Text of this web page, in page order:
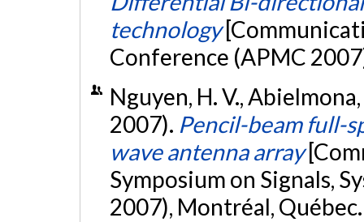
technology
Conference (APMC
Nguyen, H. V.,
2007). Pencil-beam full-
wave antenna array
Symposium on Signals,
2007), Montréal,